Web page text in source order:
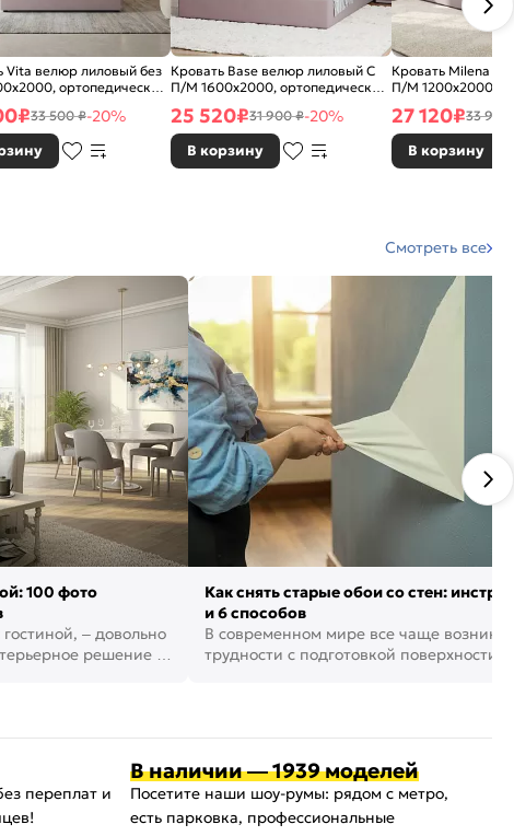
Vita велюр лиловый без
ортопедическое
₽33 500 ₽-20%
Кровать Base велюр лиловый С
П/М 1600x2000, ортопедическое
25 520₽31 900 ₽-20%
В корзину
Кровать Milena
П/М 1200x2000,
27 120₽33 900
В корзину
Смотреть все
100 фото
– довольно
решение в
Как снять старые обои со стен:
и 6 способов
В современном мире все чаще
трудности с подготовкой поверхности
переплат и
В наличии — 1939 моделей
Посетите наши шоу-румы: рядом с метро,
есть парковка, профессиональные